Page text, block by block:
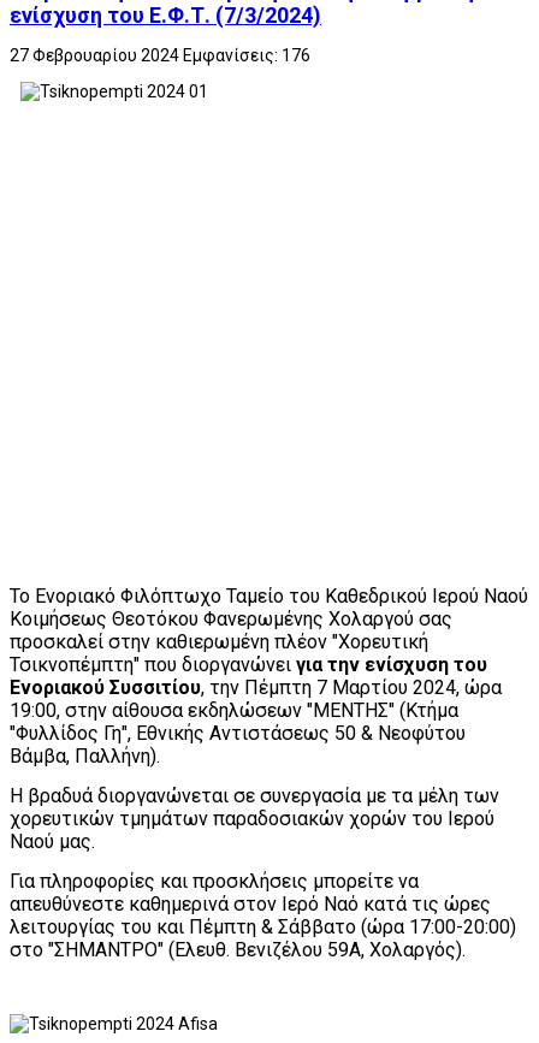
ενίσχυση του Ε.Φ.Τ. (7/3/2024)
27 Φεβρουαρίου 2024Εμφανίσεις: 176
Το Ενοριακό Φιλόπτωχο Ταμείο του Καθεδρικού Ιερού Ναού
Κοιμήσεως Θεοτόκου Φανερωμένης Χολαργού σας
προσκαλεί στην καθιερωμένη πλέον "Χορευτική
Τσικνοπέμπτη" που διοργανώνει για την ενίσχυση του
Ενοριακού Συσσιτίου, την Πέμπτη 7 Μαρτίου 2024, ώρα
19:00, στην αίθουσα εκδηλώσεων "ΜΕΝΤΗΣ" (Κτήμα
"Φυλλίδος Γη", Εθνικής Αντιστάσεως 50 & Νεοφύτου
Βάμβα, Παλλήνη).
Η βραδυά διοργανώνεται σε συνεργασία με τα μέλη των
χορευτικών τμημάτων παραδοσιακών χορών του Ιερού
Ναού μας.
Για πληροφορίες και προσκλήσεις μπορείτε να
απευθύνεστε καθημερινά στον Ιερό Ναό κατά τις ώρες
λειτουργίας του και Πέμπτη & Σάββατο (ώρα 17:00-20:00)
στο "ΣΗΜΑΝΤΡΟ" (Ελευθ. Βενιζέλου 59Α, Χολαργός).